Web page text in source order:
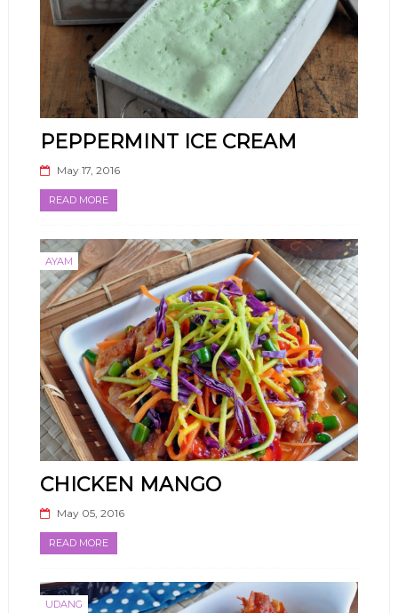
PEPPERMINT ICE CREAM
May 17, 2016
READ MORE
AYAM
CHICKEN MANGO
May 05, 2016
READ MORE
UDANG